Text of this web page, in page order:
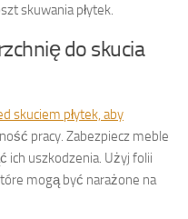
skuwania płytek.
do skucia
skuciem płytek, aby
pracy. Zabezpiecz meble
ich uszkodzenia. Użyj folii
mogą być narażone na